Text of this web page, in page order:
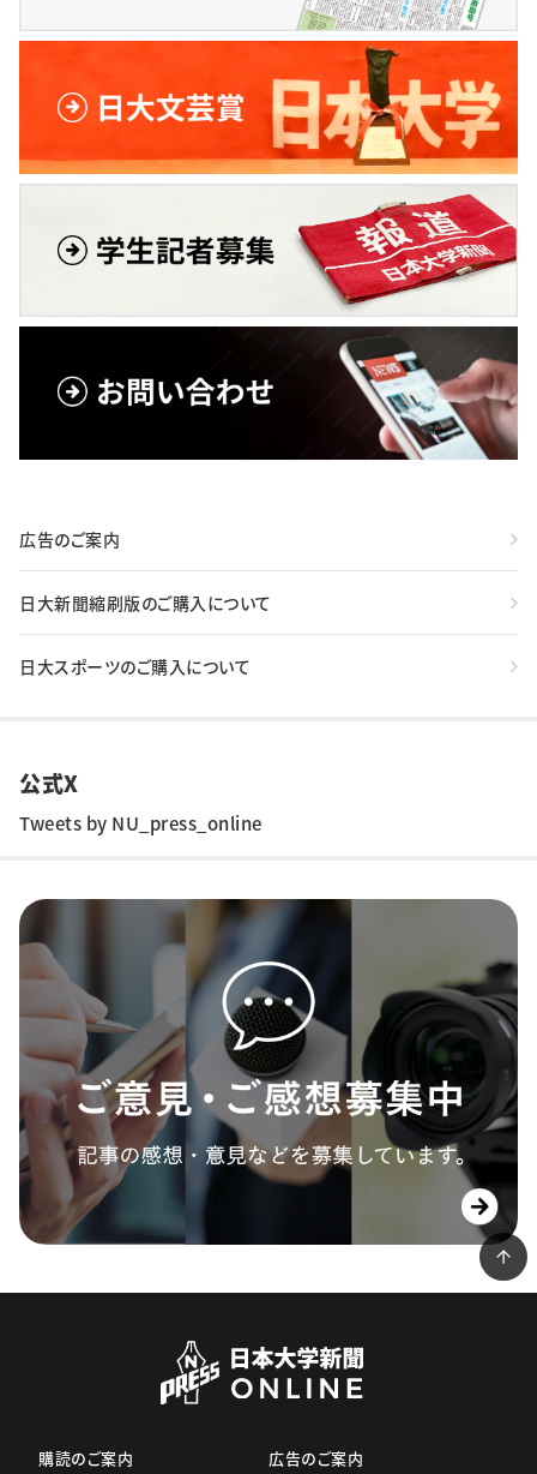
広告のご案内
日大新聞縮刷版のご購入について
日大スポーツのご購入について
公式X
Tweets by NU_press_online
購読のご案内 広告のご案内